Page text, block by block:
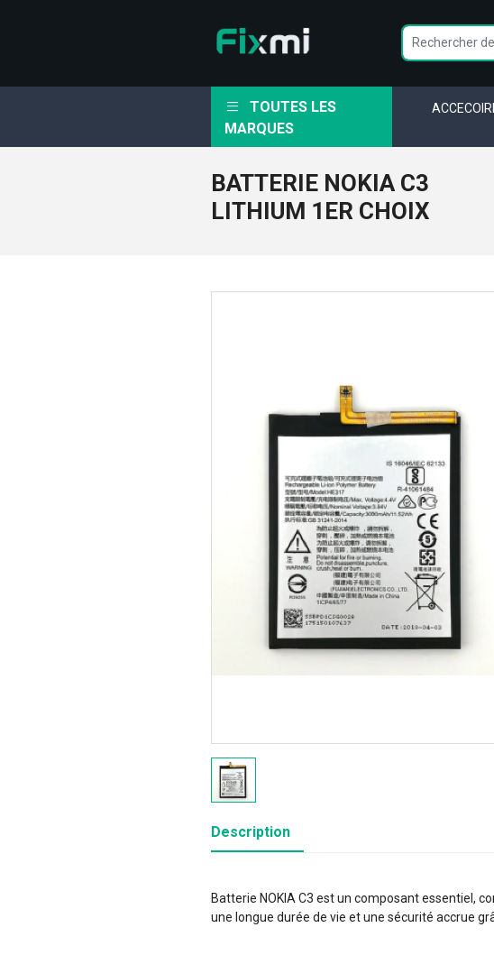
TOUTES LES
MARQUES
BATTERIE NOKIA C3
LITHIUM 1ER CHOIX
Description
Batterie NOKIA C3 est un composant essentiel,
une longue durée de vie et une sécurité accrue